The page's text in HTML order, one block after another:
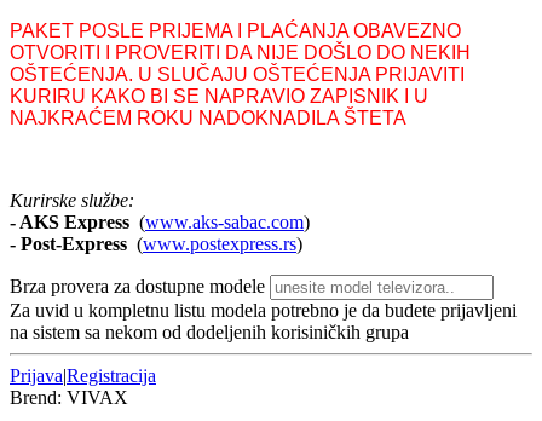
PAKET POSLE PRIJEMA I PLAĆANJA OBAVEZNO
OTVORITI I PROVERITI DA NIJE DOŠLO DO NEKIH
OŠTEĆENJA. U SLUČAJU OŠTEĆENJA PRIJAVITI
KURIRU KAKO BI SE NAPRAVIO ZAPISNIK I U
NAJKRAĆEM ROKU NADOKNADILA ŠTETA
Kurirske službe:
- AKS Express (www.aks-sabac.com)
- Post-Express (www.postexpress.rs)
Brza provera za dostupne modele
Za uvid u kompletnu listu modela potrebno je da budete prijavljeni
na sistem sa nekom od dodeljenih korisiničkih grupa
Prijava|Registracija
Brend: VIVAX